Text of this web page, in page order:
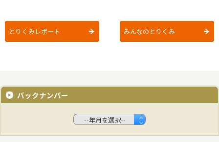
とりくみレポート みんなのとりくみ
バックナンバー